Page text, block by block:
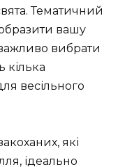
Тематичний
вашу
важливо вибрати
кілька
весільного
які
ідеально